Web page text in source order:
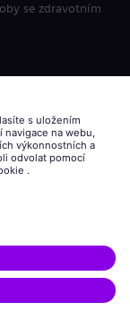
se zdravotním
osobních údajů